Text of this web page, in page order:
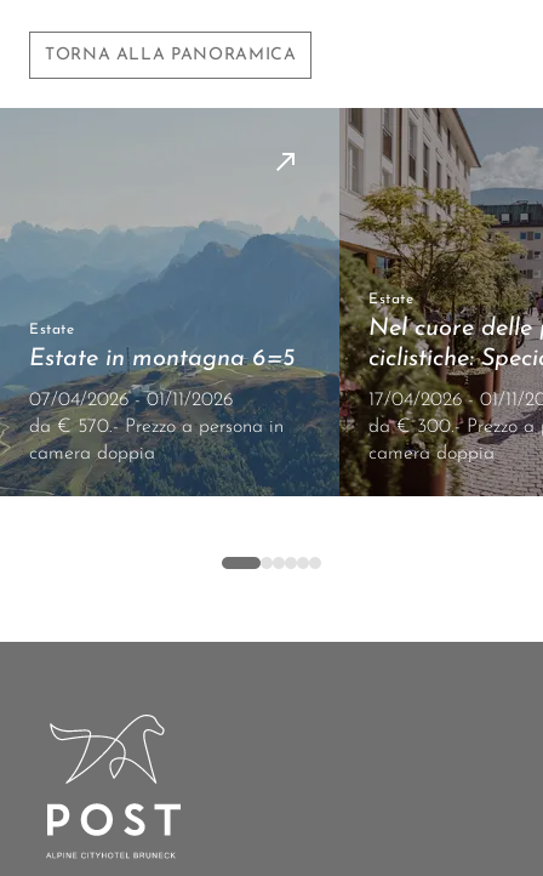
TORNA ALLA PANORAMICA
Estate
Estate in montagna 6=5
07/04/2026 - 01/11/2026
da € 570.- Prezzo a persona in
camera doppia
Estate
Nel cuore delle
ciclistiche:
17/04/2026 - 01/11/
da € 300.- Prezzo a
camera doppia